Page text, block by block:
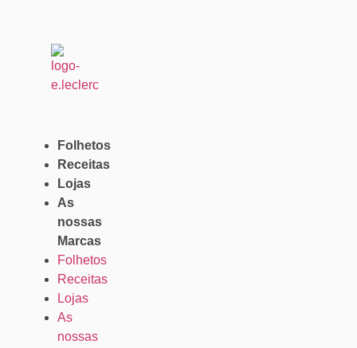
Folhetos
Receitas
Lojas
As
nossas
Marcas
Folhetos
Receitas
Lojas
As
nossas